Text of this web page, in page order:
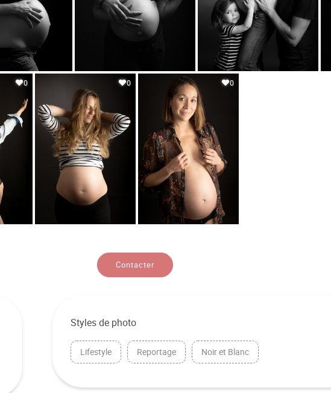
0 0 0
Contacter
Styles de photo
Lifestyle Reportage Noir et Blanc